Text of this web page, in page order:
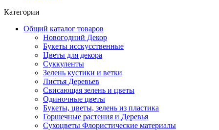
Категории
Общий каталог товаров
Новогодний Декор
Букеты исскусственные
Цветы для декора
Суккуленты
Зелень кустики и ветки
Листья Деревьев
Свисающая зелень и цветы
Одиночные цветы
Букеты, цветы, зелень из пластика
Горшечные растения и Деревья
Сухоцветы Флористические материалы